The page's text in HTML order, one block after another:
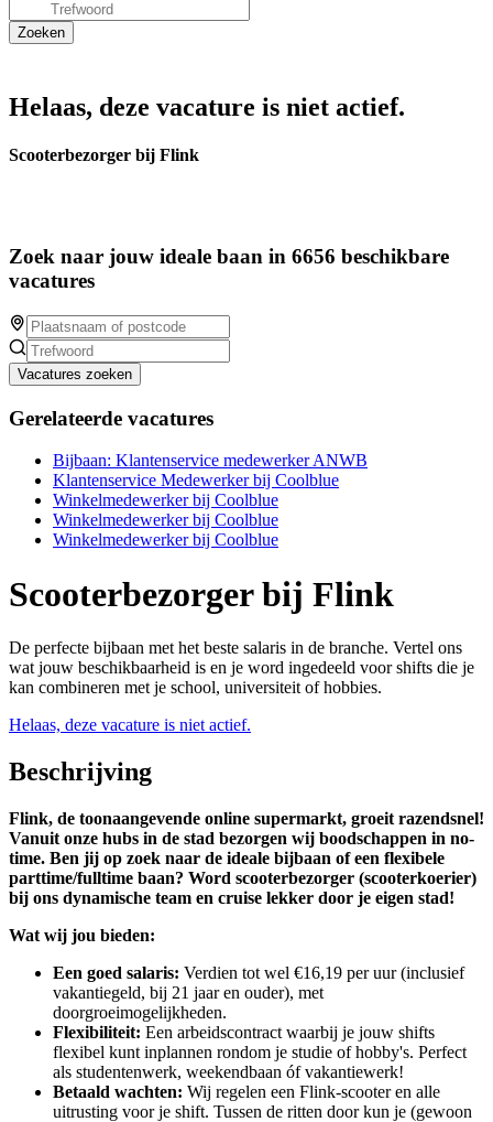
Helaas, deze vacature is niet actief.
Scooterbezorger bij Flink
Zoek naar jouw ideale baan in 6656 beschikbare
vacatures
Vacatures zoeken
Gerelateerde vacatures
Bijbaan: Klantenservice medewerker ANWB
Klantenservice Medewerker bij Coolblue
Winkelmedewerker bij Coolblue
Winkelmedewerker bij Coolblue
Winkelmedewerker bij Coolblue
Scooterbezorger bij Flink
De perfecte bijbaan met het beste salaris in de branche. Vertel ons
wat jouw beschikbaarheid is en je word ingedeeld voor shifts die je
kan combineren met je school, universiteit of hobbies.
Helaas, deze vacature is niet actief.
Beschrijving
Flink, de toonaangevende online supermarkt, groeit razendsnel!
Vanuit onze hubs in de stad bezorgen wij boodschappen in no-
time. Ben jij op zoek naar de ideale bijbaan of een flexibele
parttime/fulltime baan? Word scooterbezorger (scooterkoerier)
bij ons dynamische team en cruise lekker door je eigen stad!
Wat wij jou bieden:
Een goed salaris: Verdien tot wel €16,19 per uur (inclusief
vakantiegeld, bij 21 jaar en ouder), met
doorgroeimogelijkheden.
Flexibiliteit: Een arbeidscontract waarbij je jouw shifts
flexibel kunt inplannen rondom je studie of hobby's. Perfect
als studentenwerk, weekendbaan óf vakantiewerk!
Betaald wachten: Wij regelen een Flink-scooter en alle
uitrusting voor je shift. Tussen de ritten door kun je (gewoon